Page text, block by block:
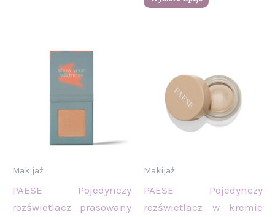
Makijaż
PAESE Pojedynczy
rozświetlacz prasowany
Makijaż
PAESE Pojedynczy
rozświetlacz w kremie